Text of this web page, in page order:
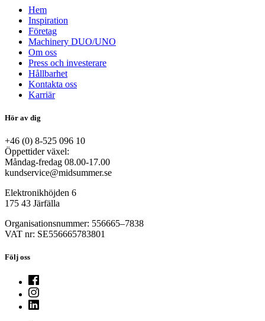
Hem
Inspiration
Företag
Machinery DUO/UNO
Om oss
Press och investerare
Hållbarhet
Kontakta oss
Karriär
Hör av dig
+46 (0) 8-525 096 10
Öppettider växel:
Måndag-fredag 08.00-17.00
kundservice@midsummer.se
Elektronikhöjden 6
175 43 Järfälla
Organisationsnummer: 556665–7838
VAT nr: SE556665783801
Följ oss